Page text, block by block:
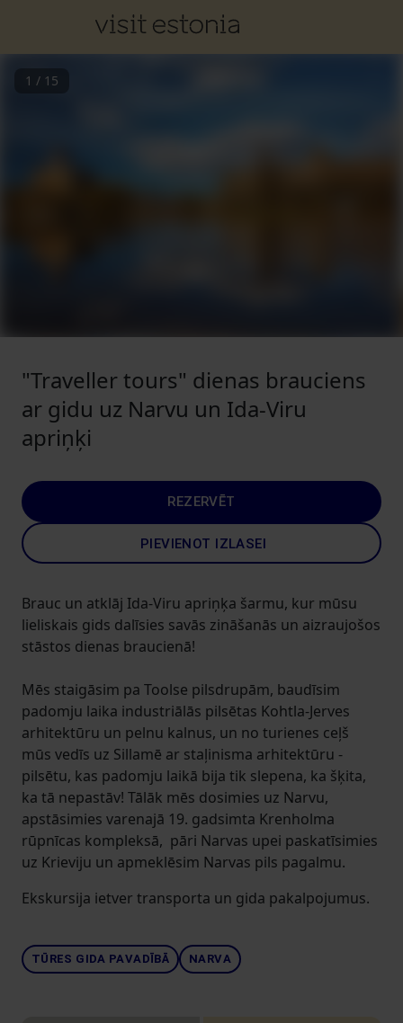
1 / 15
"Traveller tours" dienas brauciens
ar gidu uz Narvu un Ida-Viru
apriņķi
REZERVĒT
PIEVIENOT IZLASEI
Brauc un atklāj Ida-Viru apriņķa šarmu, kur mūsu
lieliskais gids dalīsies savās zināšanās un aizraujošos
stāstos dienas braucienā!
Mēs staigāsim pa Toolse pilsdrupām, baudīsim
padomju laika industriālās pilsētas Kohtla-Jerves
arhitektūru un pelnu kalnus, un no turienes ceļš
mūs vedīs uz Sillamē ar staļinisma arhitektūru -
pilsētu, kas padomju laikā bija tik slepena, ka šķita,
ka tā nepastāv! Tālāk mēs dosimies uz Narvu,
apstāsimies varenajā 19. gadsimta Krenholma
rūpnīcas kompleksā, pāri Narvas upei paskatīsimies
uz Krieviju un apmeklēsim Narvas pils pagalmu.
Ekskursija ietver transporta un gida pakalpojumus.
TŪRES GIDA PAVADĪBĀ NARVA